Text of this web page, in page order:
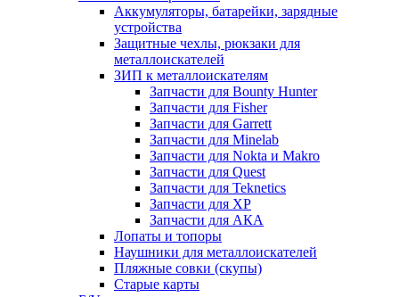
Аккумуляторы, батарейки, зарядные
устройства
Защитные чехлы, рюкзаки для
металлоискателей
ЗИП к металлоискателям
Запчасти для Bounty Hunter
Запчасти для Fisher
Запчасти для Garrett
Запчасти для Minelab
Запчасти для Nokta и Makro
Запчасти для Quest
Запчасти для Teknetics
Запчасти для XP
Запчасти для АКА
Лопаты и топоры
Наушники для металлоискателей
Пляжные совки (скупы)
Старые карты